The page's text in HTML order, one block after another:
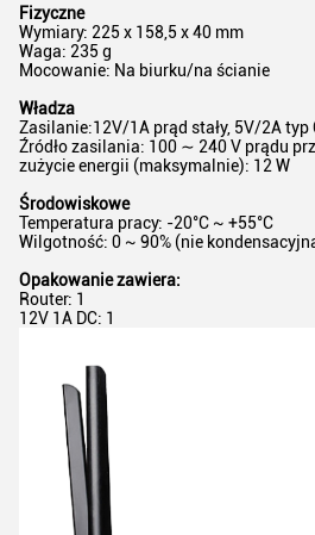
Fizyczne
Wymiary: 225 x 158,5 x 40 mm
Waga: 235 g
Mocowanie: Na biurku/na ścianie
Władza
Zasilanie:12V/1A prąd stały, 5V/2A typ
Źródło zasilania: 100 ∼ 240 V prądu
zużycie energii (maksymalnie): 12 W
Środowiskowe
Temperatura pracy: -20°C ~ +55°C
Wilgotność: 0 ~ 90% (nie
Opakowanie zawiera:
Router: 1
12V 1A DC: 1